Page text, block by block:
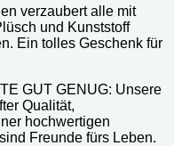
verzaubert alle mit
und Kunststoff
Ein tolles Geschenk für
GUT GENUG: Unsere
Qualität,
hochwertigen
Freunde fürs Leben.